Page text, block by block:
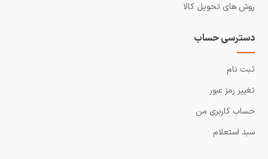
روش های تحویل کالا
دسترسی حساب
ثبت نام
تغییر رمز عبور
حساب کاربری من
سبد استعلام